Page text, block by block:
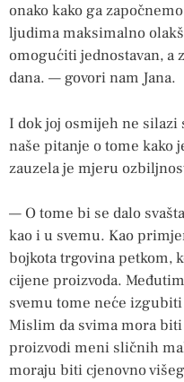
onako kako ga
ljudima maksimalno
omogućiti jednostavan, a
dana. — govori nam Jana.
I dok joj osmijeh ne silazi
naše pitanje o tome kako
zauzela je mjeru
— O tome bi se dalo
kao i u svemu. Kao
bojkota trgovina petkom,
cijene proizvoda.
svemu tome neće
Mislim da svima mora
proizvodi meni sličnih
moraju biti cjenovno